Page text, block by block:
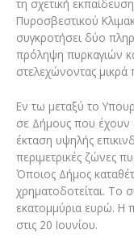
τη σχετική
Πυροσβεστικού
συγκροτήσει δύο
πρόληψη πυρκαγιών
στελεχώνοντας
Εν τω μεταξύ το
σε Δήμους που έχουν
έκταση υψηλής
περιμετρικές ζώνες
Όποιος Δήμος
χρηματοδοτείται. Το
εκατομμύρια ευρώ. Η
στις 20 Ιουνίου.